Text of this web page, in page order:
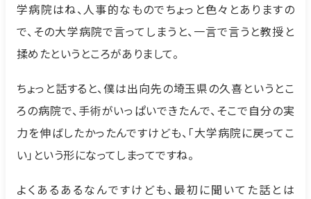
学病院はね、人事的なものでちょっと色々とありますの
で、その大学病院で言ってしまうと、一言で言うと教授と
揉めたというところがありまして。
ちょっと話すると、僕は出向先の埼玉県の久喜というとこ
ろの病院で、手術がいっぱいできたんで、そこで自分の実
力を伸ばしたかったんですけども、「大学病院に戻ってこ
い」という形になってしまってですね。
よくあるあるなんですけども、最初に聞いてた話とは